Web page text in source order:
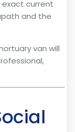
exact current
and the
van will